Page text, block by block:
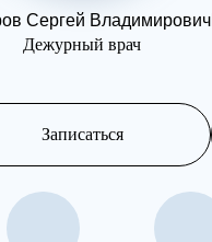
Сергей Владимирович
Дежурный врач
Записаться